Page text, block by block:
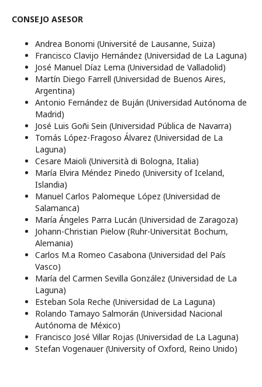
CONSEJO ASESOR
Andrea Bonomi (Université de Lausanne, Suiza)
Francisco Clavijo Hernández (Universidad de La Laguna)
José Manuel Díaz Lema (Universidad de Valladolid)
Martín Diego Farrell (Universidad de Buenos Aires,
Argentina)
Antonio Fernández de Buján (Universidad Autónoma de
Madrid)
José Luis Goñi Sein (Universidad Pública de Navarra)
Tomás López-Fragoso Álvarez (Universidad de La
Laguna)
Cesare Maioli (Università di Bologna, Italia)
María Elvira Méndez Pinedo (University of Iceland,
Islandia)
Manuel Carlos Palomeque López (Universidad de
Salamanca)
María Ángeles Parra Lucán (Universidad de Zaragoza)
Johann-Christian Pielow (Ruhr-Universität Bochum,
Alemania)
Carlos M.a Romeo Casabona (Universidad del País
Vasco)
María del Carmen Sevilla González (Universidad de La
Laguna)
Esteban Sola Reche (Universidad de La Laguna)
Rolando Tamayo Salmorán (Universidad Nacional
Autónoma de México)
Francisco José Villar Rojas (Universidad de La Laguna)
Stefan Vogenauer (University of Oxford, Reino Unido)